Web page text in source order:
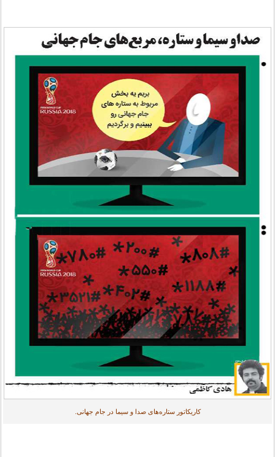
کاریکاتور ستاره‌های صدا و سیما در جام جهانی.